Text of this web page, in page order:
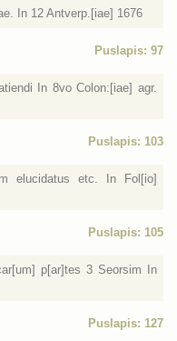
In 12 Antverp.[iae] 1676
Puslapis: 97
In 8vo Colon:[iae] agr.
Puslapis: 103
elucidatus etc. In Fol[io]
Puslapis: 105
p[ar]tes 3 Seorsim In
Puslapis: 127